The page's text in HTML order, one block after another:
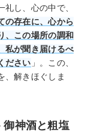
し、心の中で、
の存在に、心から
、この場所の調和
私が聞き届けるべ
ださい 」。この、
、解きほぐしま
御神酒と粗塩